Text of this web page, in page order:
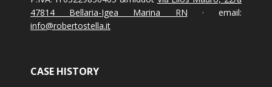
47814 Bellaria-Igea Marina RN · email:
info@robertostella.it
CASE HISTORY